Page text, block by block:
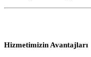
Hizmetimizin Avantajları